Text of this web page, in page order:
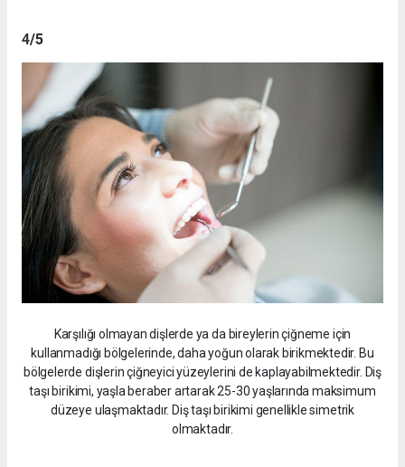
4/5
Karşılığı olmayan dişlerde ya da bireylerin çiğneme için
kullanmadığı bölgelerinde, daha yoğun olarak birikmektedir. Bu
bölgelerde dişlerin çiğneyici yüzeylerini de kaplayabilmektedir. Diş
taşı birikimi, yaşla beraber artarak 25-30 yaşlarında maksimum
düzeye ulaşmaktadır. Diş taşı birikimi genellikle simetrik
olmaktadır.